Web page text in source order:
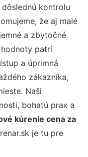
kontrolu
že aj malé
a zbytočné
patrí
a úprimná
zákazníka,
Naši
bohatú prax a
kúrenie cena za
je tu pre